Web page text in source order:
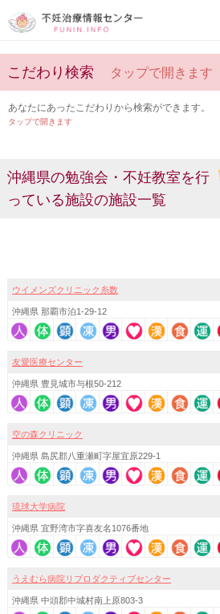
こだわり検索 タップで開きます
あなたにあったこだわりから検索ができます。
タップで開きます
沖縄県の勉強会・不妊教室を行
っている施設の施設一覧
ウイメンズクリニック糸数
沖縄県 那覇市泊1-29-12
友愛医療センター
沖縄県 豊見城市与根50-212
空の森クリニック
沖縄県 島尻郡八重瀬町字屋宜原229-1
琉球大学病院
沖縄県 宜野湾市字喜友名1076番地
うえむら病院リプロダクティブセンター
沖縄県 中頭郡中城村南上原803-3